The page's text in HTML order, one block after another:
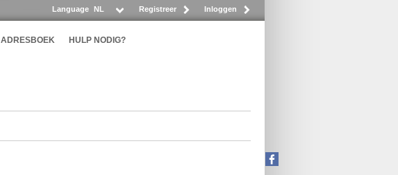
Registreer Inloggen
Language NL
ADRESBOEK HULP NODIG?